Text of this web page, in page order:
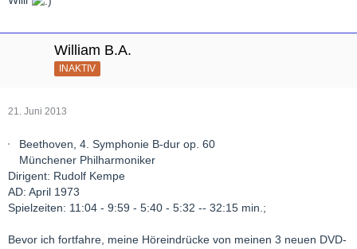
William B.A.
INAKTIV
21. Juni 2013
Beethoven, 4. Symphonie B-dur op. 60
Münchener Philharmoniker
Dirigent: Rudolf Kempe
AD: April 1973
Spielzeiten: 11:04 - 9:59 - 5:40 - 5:32 -- 32:15 min.;
Bevor ich fortfahre, meine Höreindrücke von meinen 3 neuen DVD-